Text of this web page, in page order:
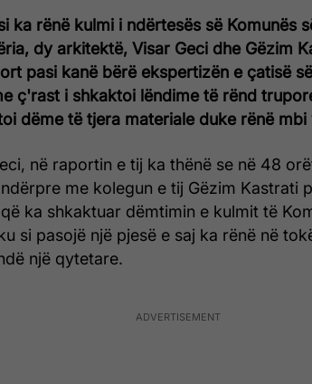
ka rënë kulmi i ndërtesës së Komunës
dy arkitektë, Visar Geci dhe Gëzim
pasi kanë bërë ekspertizën e çatisë
ç'rast i shkaktoi lëndime të rënd
dëme të tjera materiale duke rënë mbi
në raportin e tij ka thënë se në 48
me kolegun e tij Gëzim Kastrati
ka shkaktuar dëmtimin e kulmit të
si pasojë një pjesë e saj ka rënë në
një qytetare.